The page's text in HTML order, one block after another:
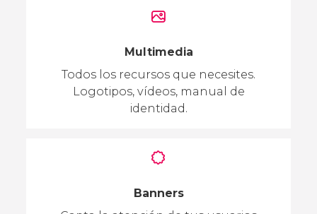
Multimedia
Todos los recursos que necesites.
Logotipos, vídeos, manual de
identidad.
Banners